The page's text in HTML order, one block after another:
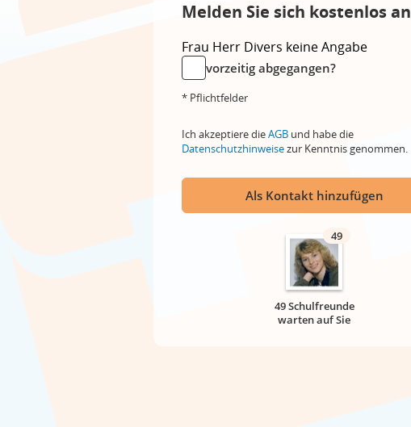
Melden Sie sich kostenlos
Frau Herr Divers keine Angabe
vorzeitig abgegangen?
* Pflichtfelder
Ich akzeptiere dieAGB und habe die
Datenschutzhinweisezur Kenntnis genommen.
Als Kontakt hinzufügen
49
49 Schulfreunde
warten auf Sie